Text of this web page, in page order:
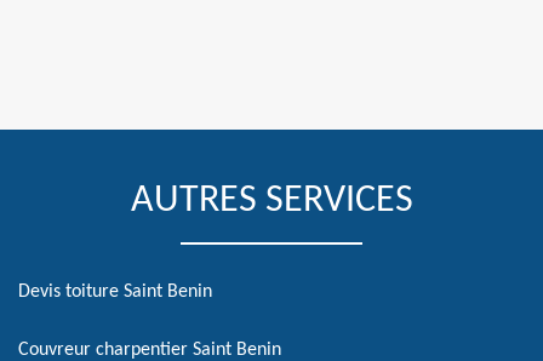
AUTRES SERVICES
Devis toiture Saint Benin
Couvreur charpentier Saint Benin